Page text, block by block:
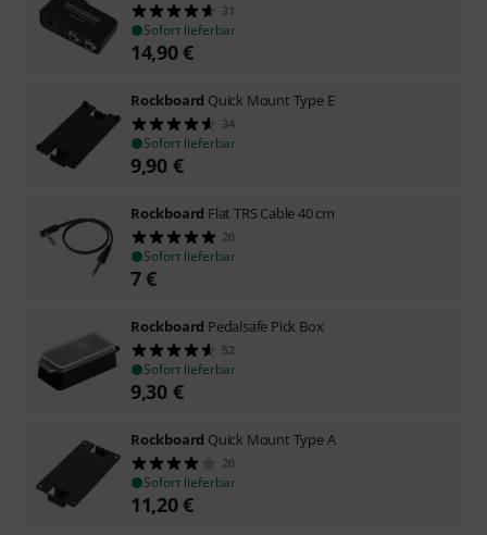
31
Sofort lieferbar
14,90€
Rockboard Quick Mount Type E
34
Sofort lieferbar
9,90 €
Rockboard Flat TRS Cable 40 cm
20
Sofort lieferbar
7€
Rockboard Pedalsafe Pick Box
52
Sofort lieferbar
9,30 €
Rockboard Quick Mount Type A
20
Sofort lieferbar
11,20€